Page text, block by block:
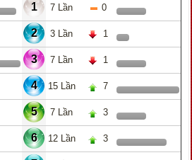
1 7 Lần 0
2 3 Lần 1
3 7 Lần 1
4 15 Lần 7
5 7 Lần 3
6 12 Lần 3